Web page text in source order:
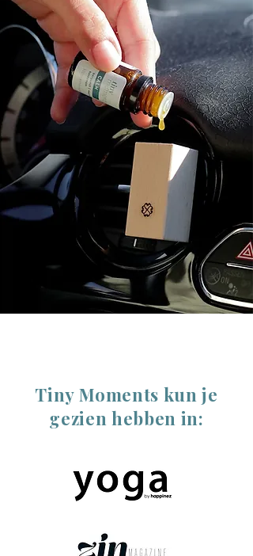
Tiny Moments kun je
gezien hebben in: